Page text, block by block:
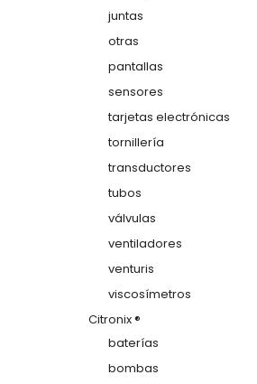
juntas
otras
pantallas
sensores
tarjetas electrónicas
tornillería
transductores
tubos
válvulas
ventiladores
venturis
viscosímetros
Citronix ®
baterías
bombas